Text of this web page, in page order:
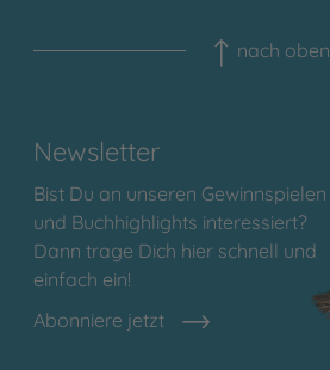
nach oben
Newsletter
Bist Du an unseren Gewinnspielen
und Buchhighlights interessiert?
Dann trage Dich hier schnell und
einfach ein!
Abonniere jetzt